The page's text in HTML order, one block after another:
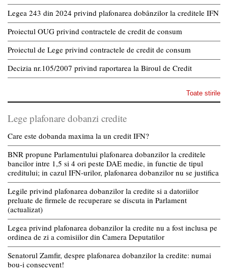
Legea 243 din 2024 privind plafonarea dobânzilor la creditele IFN
Proiectul OUG privind contractele de credit de consum
Proiectul de Lege privind contractele de credit de consum
Decizia nr.105/2007 privind raportarea la Biroul de Credit
Toate stirile
Lege plafonare dobanzi credite
Care este dobanda maxima la un credit IFN?
BNR propune Parlamentului plafonarea dobanzilor la creditele
bancilor intre 1,5 si 4 ori peste DAE medie, in functie de tipul
creditului; in cazul IFN-urilor, plafonarea dobanzilor nu se justifica
Legile privind plafonarea dobanzilor la credite si a datoriilor
preluate de firmele de recuperare se discuta in Parlament
(actualizat)
Legea privind plafonarea dobanzilor la credite nu a fost inclusa pe
ordinea de zi a comisiilor din Camera Deputatilor
Senatorul Zamfir, despre plafonarea dobanzilor la credite: numai
bou-i consecvent!